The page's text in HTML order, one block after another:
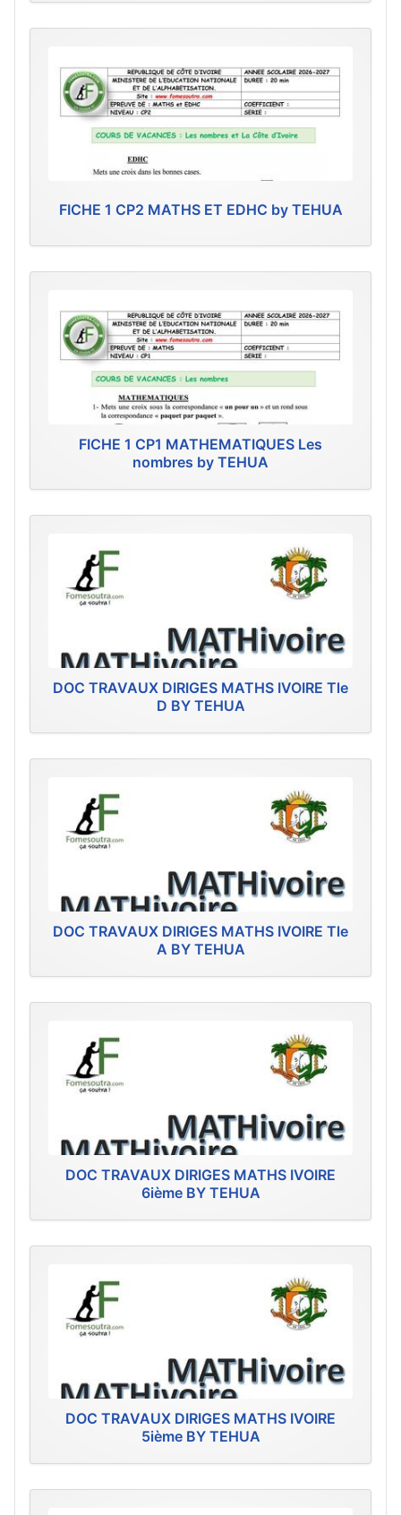
FICHE 1 CP2 MATHS ET EDHC by TEHUA
FICHE 1 CP1 MATHEMATIQUES Les
nombres by TEHUA
DOC TRAVAUX DIRIGES MATHS IVOIRE Tle
D BY TEHUA
DOC TRAVAUX DIRIGES MATHS IVOIRE Tle
A BY TEHUA
DOC TRAVAUX DIRIGES MATHS IVOIRE
6ième BY TEHUA
DOC TRAVAUX DIRIGES MATHS IVOIRE
5ième BY TEHUA